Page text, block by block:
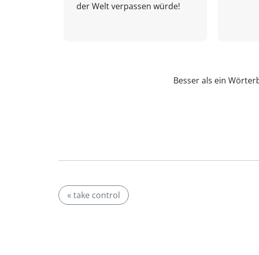
der Welt verpassen würde!
Besser als ein
« take control